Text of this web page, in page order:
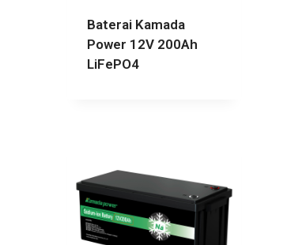
Baterai Kamada
Power 12V 200Ah
LiFePO4